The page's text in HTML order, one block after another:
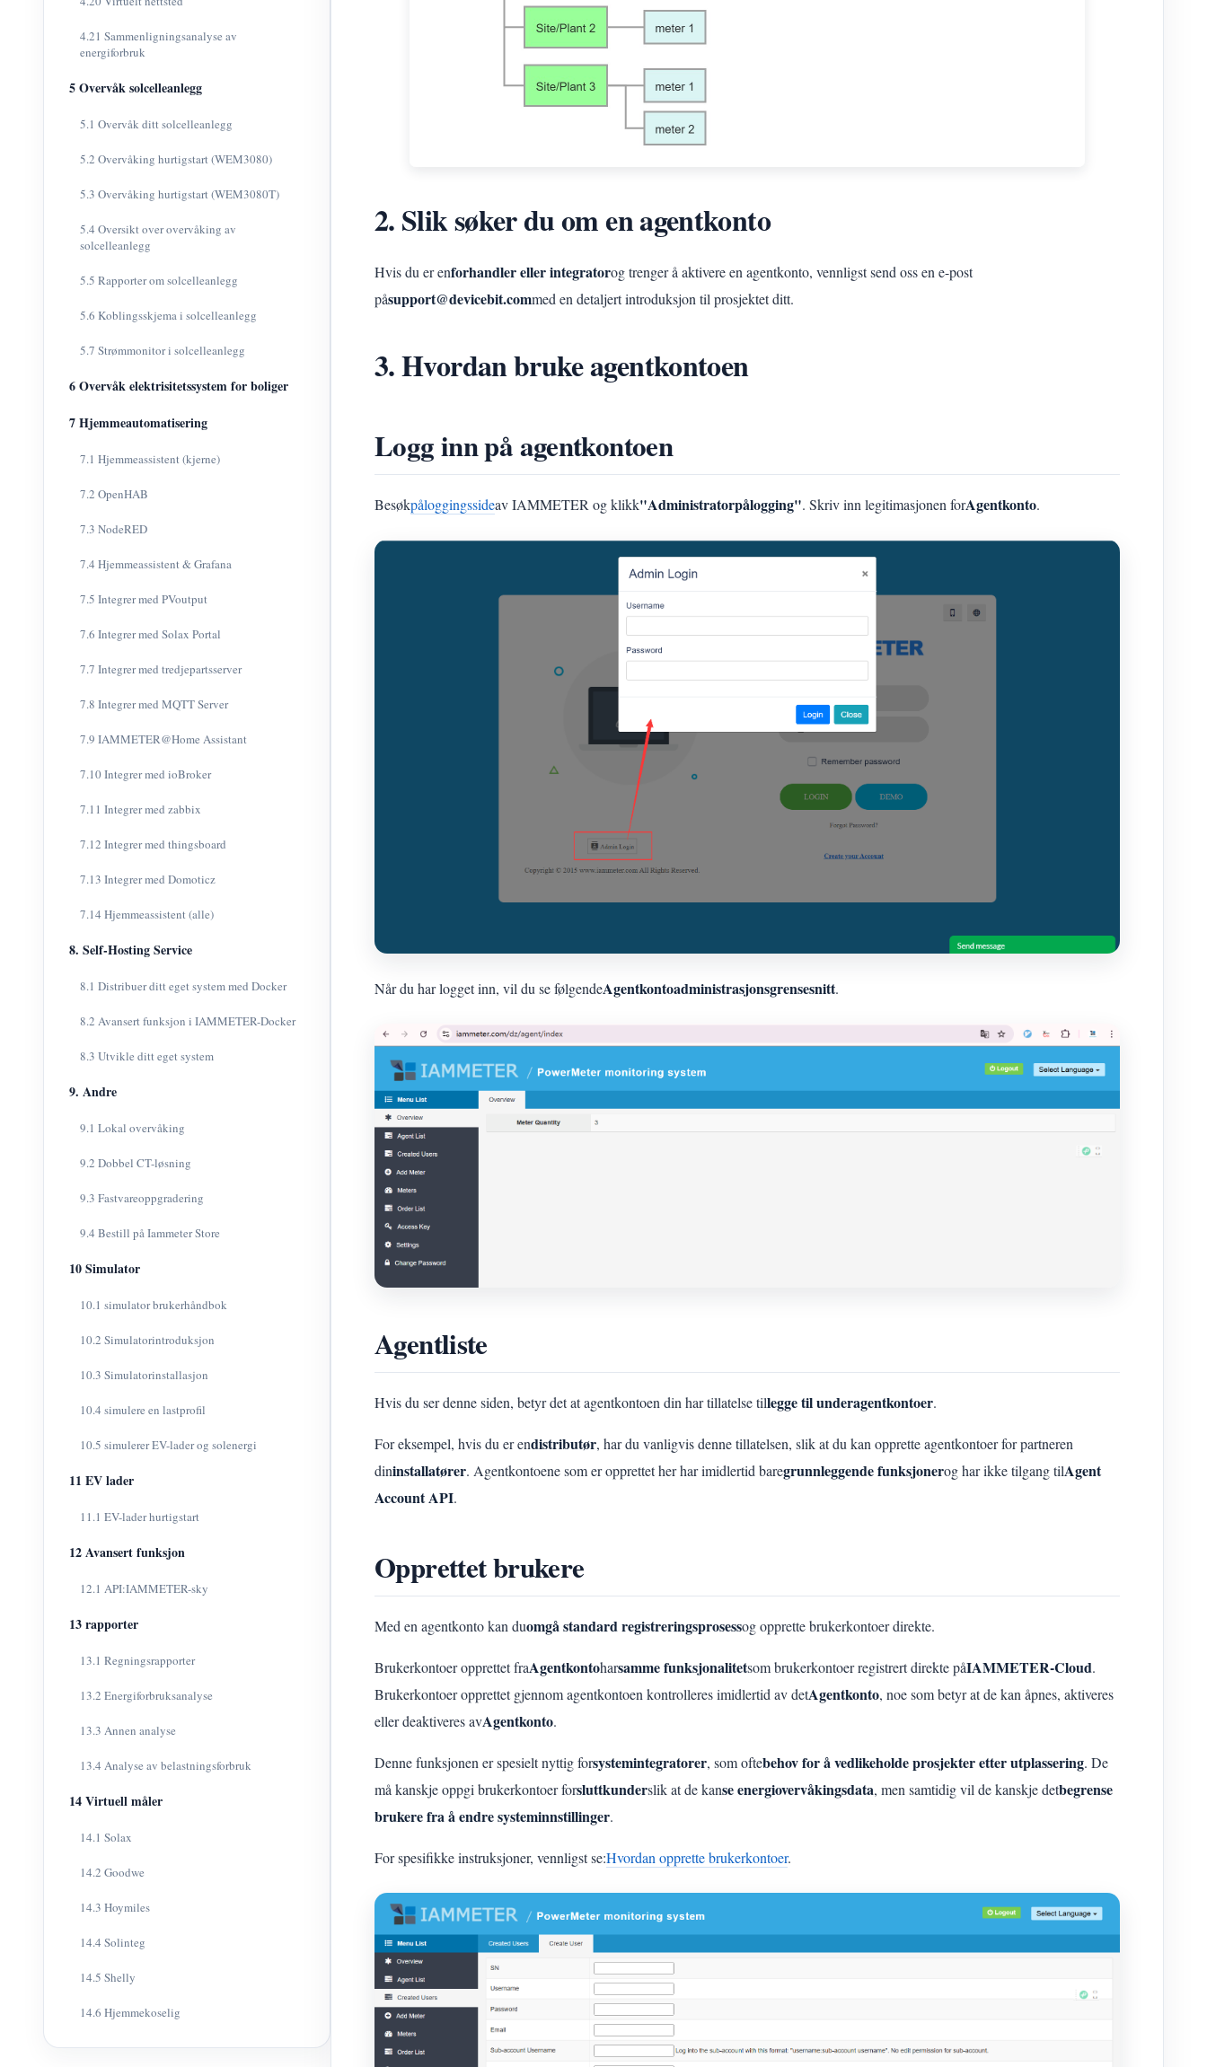
4.21 Sammenligningsanalyse av
energiforbruk
5 Overvåk solcelleanlegg
5.1 Overvåk ditt solcelleanlegg
5.2 Overvåking hurtigstart (WEM3080)
5.3 Overvåking hurtigstart (WEM3080T)
5.4 Oversikt over overvåking av
solcelleanlegg
5.5 Rapporter om solcelleanlegg
5.6 Koblingsskjema i solcelleanlegg
5.7 Strømmonitor i solcelleanlegg
6 Overvåk elektrisitetssystem for boliger
7 Hjemmeautomatisering
7.1 Hjemmeassistent (kjerne)
7.2 OpenHAB
7.3 NodeRED
7.4 Hjemmeassistent & Grafana
7.5 Integrer med PVoutput
7.6 Integrer med Solax Portal
7.7 Integrer med tredjepartsserver
7.8 Integrer med MQTT Server
7.9 IAMMETER@Home Assistant
7.10 Integrer med ioBroker
7.11 Integrer med zabbix
7.12 Integrer med thingsboard
7.13 Integrer med Domoticz
7.14 Hjemmeassistent (alle)
8. Self-Hosting Service
8.1 Distribuer ditt eget system med Docker
8.2 Avansert funksjon i IAMMETER-Docker
8.3 Utvikle ditt eget system
9. Andre
9.1 Lokal overvåking
9.2 Dobbel CT-løsning
9.3 Fastvareoppgradering
9.4 Bestill på Iammeter Store
10 Simulator
10.1 simulator brukerhåndbok
10.2 Simulatorintroduksjon
10.3 Simulatorinstallasjon
10.4 simulere en lastprofil
10.5 simulerer EV-lader og solenergi
11 EV lader
11.1 EV-lader hurtigstart
12 Avansert funksjon
12.1 API:IAMMETER-sky
13 rapporter
13.1 Regningsrapporter
13.2 Energiforbruksanalyse
13.3 Annen analyse
13.4 Analyse av belastningsforbruk
14 Virtuell måler
14.1 Solax
14.2 Goodwe
14.3 Hoymiles
14.4 Solinteg
14.5 Shelly
14.6 Hjemmekoselig
2. Slik søker du om en agentkonto
Hvis du er enforhandler eller integratorog trenger å aktivere en agentkonto, vennligst send oss en e-post
påsupport@devicebit.commed en detaljert introduksjon til prosjektet ditt.
3. Hvordan bruke agentkontoen
Logg inn på agentkontoen
Besøkpåloggingssideav IAMMETER og klikk"Administratorpålogging". Skriv inn legitimasjonen forAgentkonto.
Når du har logget inn, vil du se følgendeAgentkontoadministrasjonsgrensesnitt.
Agentliste
Hvis du ser denne siden, betyr det at agentkontoen din har tillatelse tillegge til underagentkontoer.
For eksempel, hvis du er endistributør, har du vanligvis denne tillatelsen, slik at du kan opprette agentkontoer for partneren
dininstallatører. Agentkontoene som er opprettet her har imidlertid baregrunnleggende funksjonerog har ikke tilgang tilAgent
Account API.
Opprettet brukere
Med en agentkonto kan duomgå standard registreringsprosessog opprette brukerkontoer direkte.
Brukerkontoer opprettet fraAgentkontoharsamme funksjonalitetsom brukerkontoer registrert direkte påIAMMETER-Cloud.
Brukerkontoer opprettet gjennom agentkontoen kontrolleres imidlertid av detAgentkonto, noe som betyr at de kan åpnes, aktiveres
eller deaktiveres avAgentkonto.
Denne funksjonen er spesielt nyttig forsystemintegratorer, som oftebehov for å vedlikeholde prosjekter etter utplassering. De
må kanskje oppgi brukerkontoer forsluttkunderslik at de kanse energiovervåkingsdata, men samtidig vil de kanskje detbegrense
brukere fra å endre systeminnstillinger.
For spesifikke instruksjoner, vennligst se:Hvordan opprette brukerkontoer.